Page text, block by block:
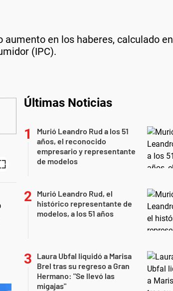
en los haberes, calculado en
(IPC).
Últimas Noticias
Murió Leandro Rud a los 51
años, el reconocido
empresario y representante
de modelos
Murió Leandro Rud, el
histórico representante de
modelos, a los 51 años
Laura Ubfal liquidó a Marisa
Brel tras su regreso a Gran
Hermano: "Se llevó las
migajas"